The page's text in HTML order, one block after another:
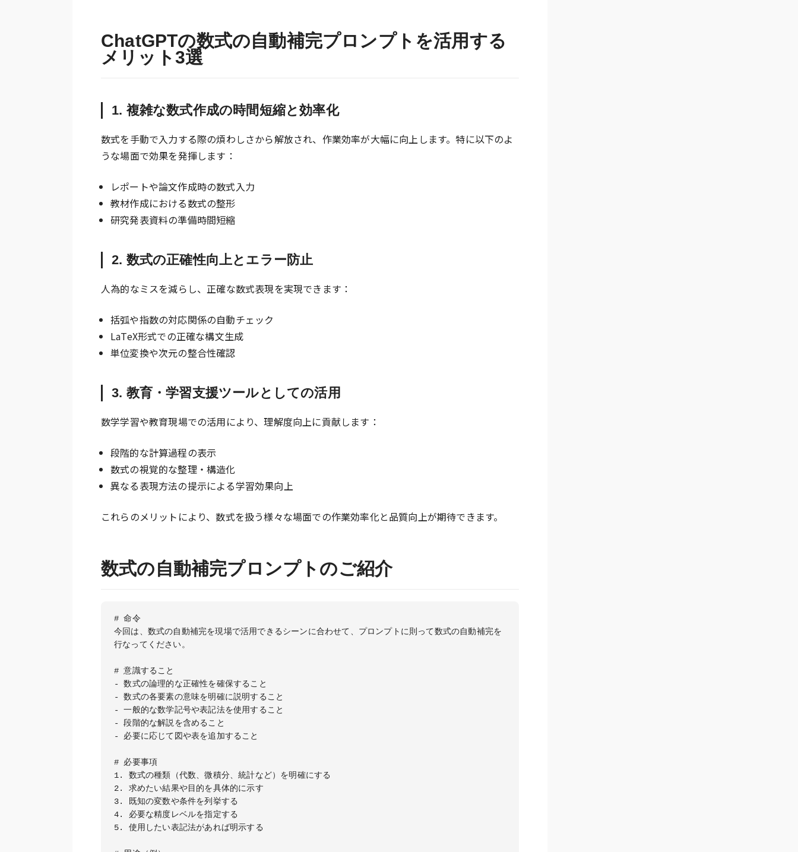
ChatGPTの数式の自動補完プロンプトを活用する
メリット3選
1. 複雑な数式作成の時間短縮と効率化
数式を手動で入力する際の煩わしさから解放され、作業効率が大幅に向上します。特に以下のよ
うな場面で効果を発揮します：
レポートや論文作成時の数式入力
教材作成における数式の整形
研究発表資料の準備時間短縮
2. 数式の正確性向上とエラー防止
人為的なミスを減らし、正確な数式表現を実現できます：
括弧や指数の対応関係の自動チェック
LaTeX形式での正確な構文生成
単位変換や次元の整合性確認
3. 教育・学習支援ツールとしての活用
数学学習や教育現場での活用により、理解度向上に貢献します：
段階的な計算過程の表示
数式の視覚的な整理・構造化
異なる表現方法の提示による学習効果向上
これらのメリットにより、数式を扱う様々な場面での作業効率化と品質向上が期待できます。
数式の自動補完プロンプトのご紹介
# 命令
今回は、数式の自動補完を現場で活用できるシーンに合わせて、プロンプトに則って数式の自動補完を
行なってください。
# 意識すること
- 数式の論理的な正確性を確保すること
- 数式の各要素の意味を明確に説明すること
- 一般的な数学記号や表記法を使用すること
- 段階的な解説を含めること
- 必要に応じて図や表を追加すること
# 必要事項
1. 数式の種類（代数、微積分、統計など）を明確にする
2. 求めたい結果や目的を具体的に示す
3. 既知の変数や条件を列挙する
4. 必要な精度レベルを指定する
5. 使用したい表記法があれば明示する